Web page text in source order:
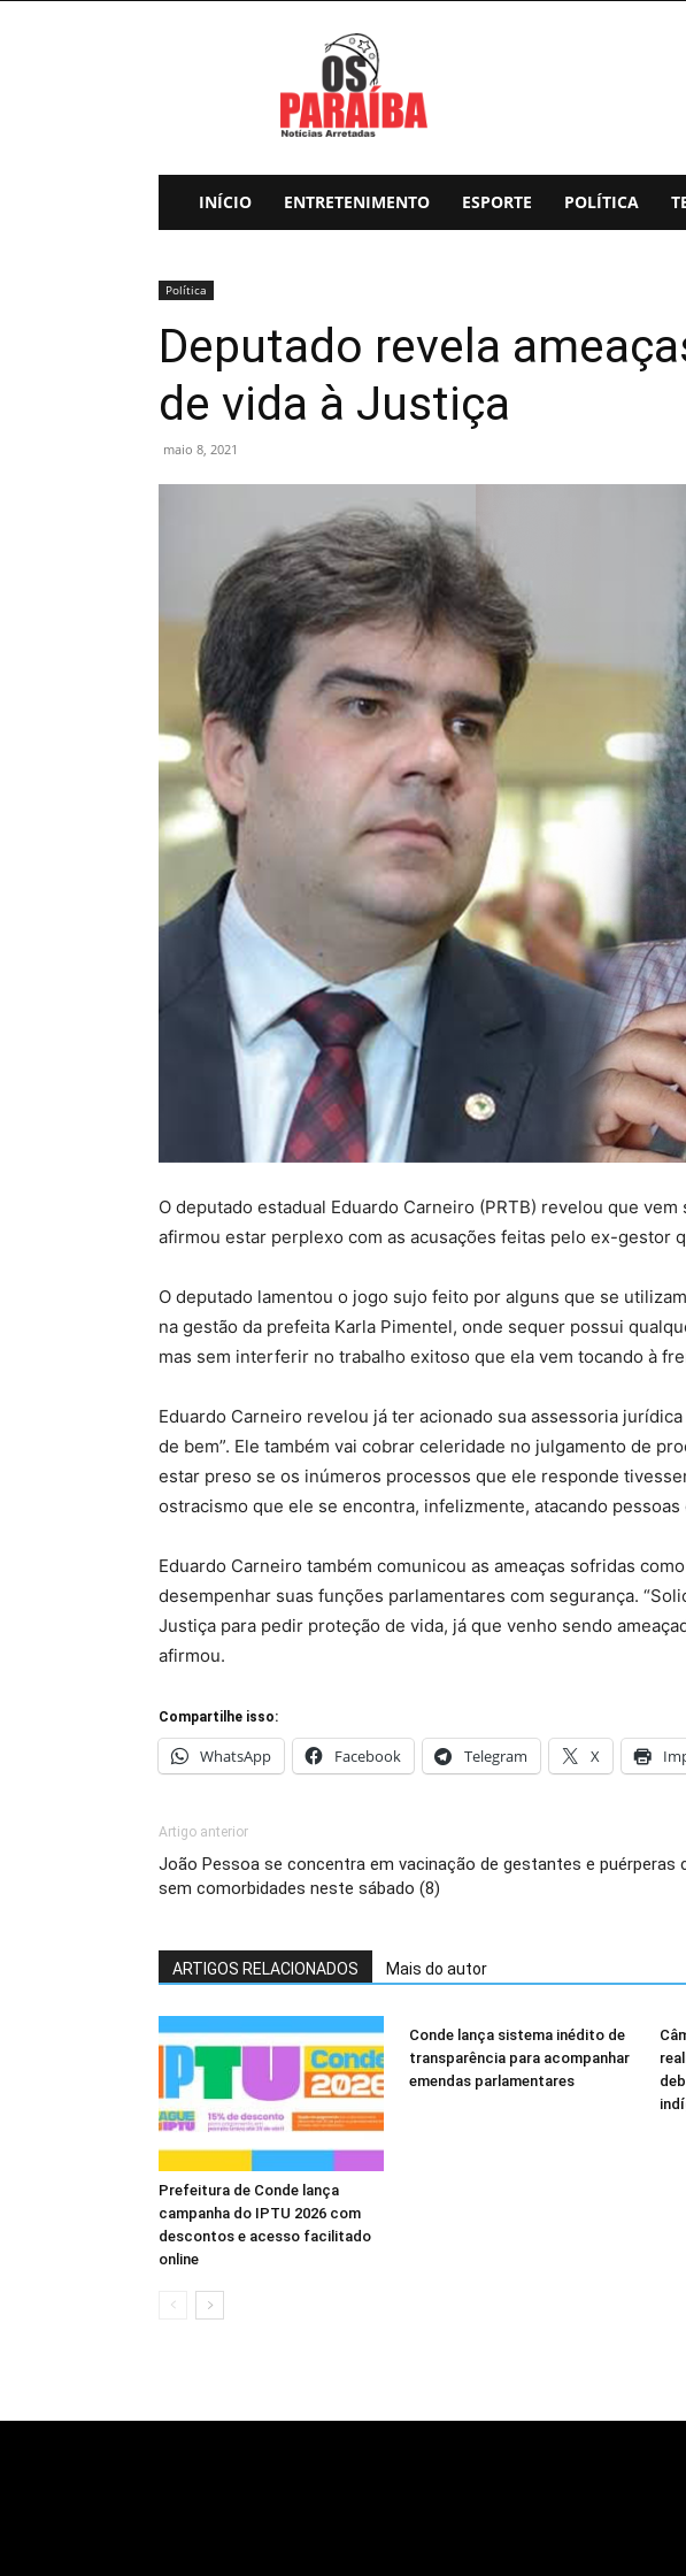
INÍCIO ENTRETENIMENTO ESPORTE POLÍTICA
Política
Deputado revela
de vida à Justiça
maio 8, 2021
O deputado estadual Eduardo Carneiro (PRTB) revelou que
afirmou estar perplexo com as acusações feitas pelo ex-gestor
O deputado lamentou o jogo sujo feito por alguns que se
na gestão da prefeita Karla Pimentel, onde sequer possui
mas sem interferir no trabalho exitoso que ela vem tocando à
Eduardo Carneiro revelou já ter acionado sua assessoria
de bem”. Ele também vai cobrar celeridade no julgamento de
estar preso se os inúmeros processos que ele responde
ostracismo que ele se encontra, infelizmente, atacando pessoas
Eduardo Carneiro também comunicou as ameaças sofridas
desempenhar suas funções parlamentares com segurança.
Justiça para pedir proteção de vida, já que venho sendo
afirmou.
Compartilhe isso:
WhatsApp Facebook Telegram X
Artigo anterior
João Pessoa se concentra em vacinação de gestantes e puérperas
sem comorbidades neste sábado (8)
ARTIGOS RELACIONADOS Mais do autor
Prefeitura de Conde lança
campanha do IPTU 2026 com
descontos e acesso facilitado
online
Conde lança sistema inédito de
transparência para acompanhar
emendas parlamentares